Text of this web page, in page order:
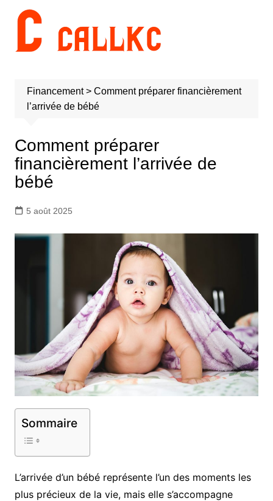
contenu
Financement> Comment préparer financièrement
l’arrivée de bébé
Comment préparer
financièrement l’arrivée de
bébé
5 août 2025
Sommaire
L’arrivée d’un bébé représente l’un des moments les
plus précieux de la vie, mais elle s’accompagne